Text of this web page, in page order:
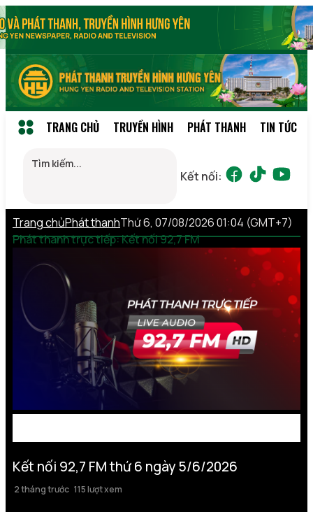
TRANG CHỦ TRUYỀN HÌNH PHÁT THANH TIN TỨC
Kết nối:
Trang chủPhát thanh
Phát thanh trực tiếp: Kết nối 92,7 FM
Thứ 6, 07/08/2026 01:04 (GMT+7)
Kết nối 92,7 FM thứ 6 ngày 5/6/2026
2 tháng trước 115 lượt xem